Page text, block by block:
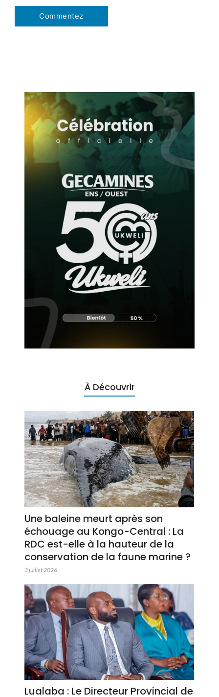
À Découvrir
Une baleine meurt après son
échouage au Kongo-Central : La
RDC est-elle à la hauteur de la
conservation de la faune marine ?
3 juillet 2026
Lualaba : Le Directeur Provincial de